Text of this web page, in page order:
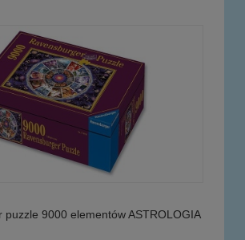
puzzle 9000 elementów ASTROLOGIA